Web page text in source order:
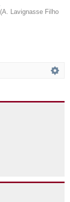
(A. Lavignasse Filho